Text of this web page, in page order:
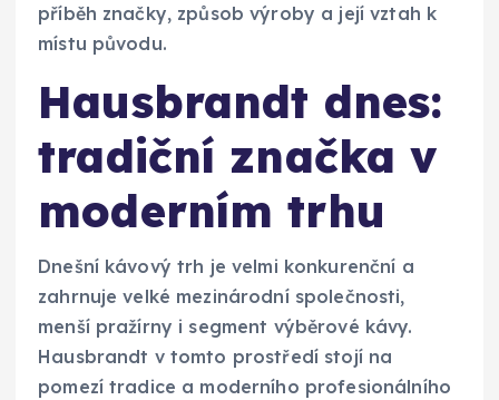
příběh značky, způsob výroby a její vztah k
místu původu.
Hausbrandt dnes:
tradiční značka v
moderním trhu
Dnešní kávový trh je velmi konkurenční a
zahrnuje velké mezinárodní společnosti,
menší pražírny i segment výběrové kávy.
Hausbrandt v tomto prostředí stojí na
pomezí tradice a moderního profesionálního